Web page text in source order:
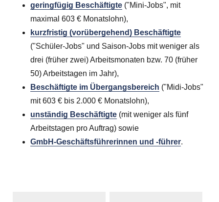
geringfügig Beschäftigte ("Mini-Jobs", mit
maximal603 € Monatslohn),
kurzfristig (vorübergehend) Beschäftigte
("Schüler-Jobs" und Saison-Jobs mit weniger als
drei (früher zwei) Arbeitsmonaten bzw. 70 (früher
50) Arbeitstagen im Jahr),
Beschäftigte im Übergangsbereich ("Midi-Jobs"
mit603 € bis 2.000 € Monatslohn),
unständig Beschäftigte (mit weniger als fünf
Arbeitstagen pro Auftrag) sowie
GmbH-Geschäftsführerinnen und -führer.